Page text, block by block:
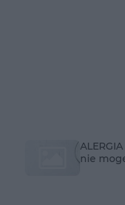
nie